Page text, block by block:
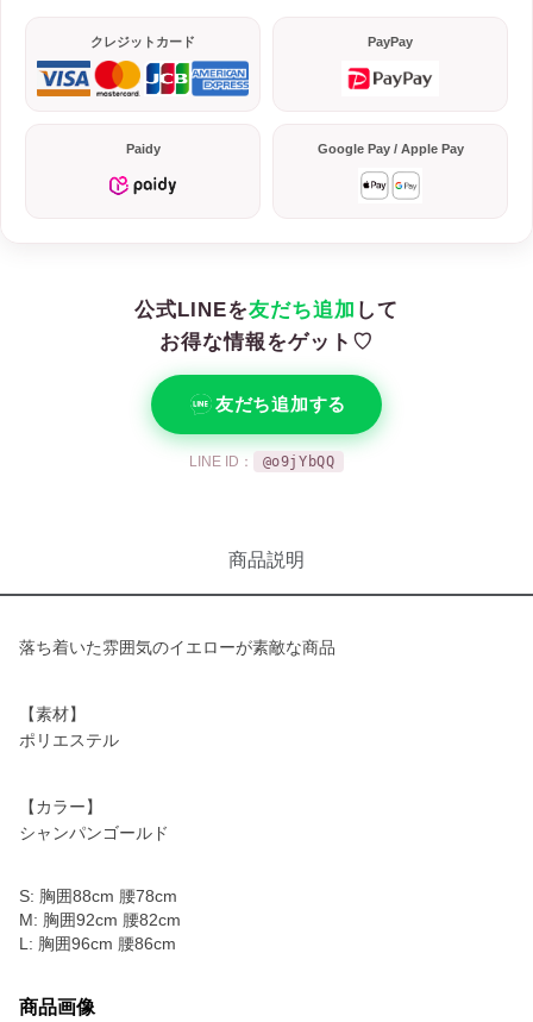
クレジットカード PayPay
Paidy Google Pay / Apple Pay
公式LINEを友だち追加 して
お得な情報をゲット♡
友だち追加する
LINE ID： @o9jYbQQ
商品説明
落ち着いた雰囲気のイエローが素敵な商品
【素材】
ポリエステル
【カラー】
シャンパンゴールド
S: 胸囲88cm 腰78cm
M: 胸囲92cm 腰82cm
L: 胸囲96cm 腰86cm
商品画像